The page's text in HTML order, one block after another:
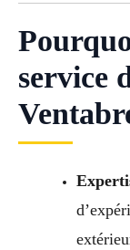
service